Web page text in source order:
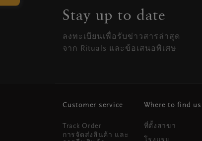
Stay up to date
ลงทะเบียนเพื่อรับข่าวสารล่าสุด
จาก Rituals และข้อเสนอพิเศษ
Customer service
Track Order
การจัดส่งสินค้า และ
Where to find us
ที่ตั้งสาขา